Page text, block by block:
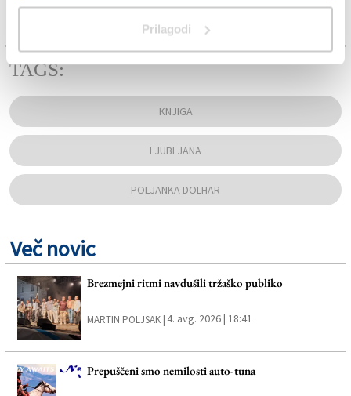
Prilagodi
TAGS:
KNJIGA
LJUBLJANA
POLJANKA DOLHAR
Več novic
Brezmejni ritmi navdušili tržaško publiko
MARTIN POLJSAK |4. avg. 2026 | 18:41
Prepuščeni smo nemilosti auto-tuna